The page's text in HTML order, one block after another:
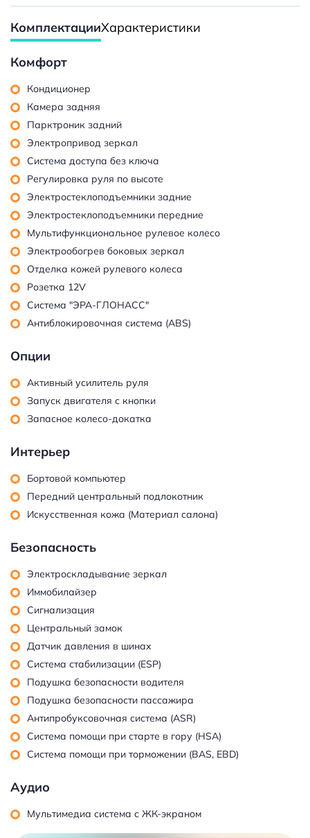
КомплектацииХарактеристики
Комфорт
Кондиционер
Камера задняя
Парктроник задний
Электропривод зеркал
Система доступа без ключа
Регулировка руля по высоте
Электростеклоподъемники задние
Электростеклоподъемники передние
Мультифункциональное рулевое колесо
Электрообогрев боковых зеркал
Отделка кожей рулевого колеса
Розетка 12V
Система "ЭРА-ГЛОНАСС"
Антиблокировочная система (ABS)
Опции
Активный усилитель руля
Запуск двигателя с кнопки
Запасное колесо-докатка
Интерьер
Бортовой компьютер
Передний центральный подлокотник
Искусственная кожа (Материал салона)
Безопасность
Электроскладывание зеркал
Иммобилайзер
Сигнализация
Центральный замок
Датчик давления в шинах
Система стабилизации (ESP)
Подушка безопасности водителя
Подушка безопасности пассажира
Антипробуксовочная система (ASR)
Система помощи при старте в гору (HSA)
Система помощи при торможении (BAS, EBD)
Аудио
Мультимедиа система с ЖК-экраном